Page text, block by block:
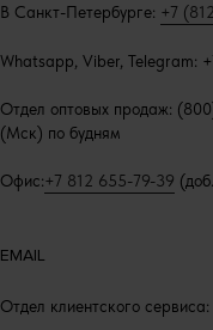
В Санкт-Петербурге: +7
Whatsapp, Viber, Telegram:
Отдел оптовых продаж:
(Мск) по будням
Офис:+7 812 655-79-39
EMAIL
Отдел клиентского сервиса: